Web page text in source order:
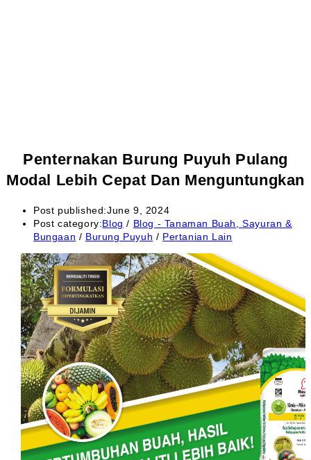
Penternakan Burung Puyuh Pulang
Modal Lebih Cepat Dan Menguntungkan
Post published:June 9, 2024
Post category:Blog / Blog - Tanaman Buah, Sayuran &
Bungaan / Burung Puyuh / Pertanian Lain